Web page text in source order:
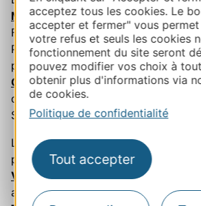
acceptez tous les cookies. Le
accepter et fermer" vous
votre refus et seuls les cookies
fonctionnement du site seront
pouvez modifier vos choix à
obtenir plus d'informations via
de cookies.
Politique de confidentialité
Tout accepter
Marciac, les musiques latines de
Fezensac, le rock et le rap des
Pyrénées-Orientales, les guitares de
pied de la cathédrale d'Albi, le
OccitanieMontpellier sur les deux
de juillet, la musique sacrée et la
Sylvanès, au sud de l'Aveyron.
L'automne ne referme rien. En
photojournalisme mondial s'expose
Visa pour l'Image, tandis que le
accueillePiano aux Jacobins
à